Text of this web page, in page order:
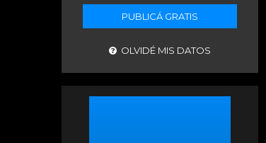
PUBLICÁ GRATIS
OLVIDÉ MIS DATOS